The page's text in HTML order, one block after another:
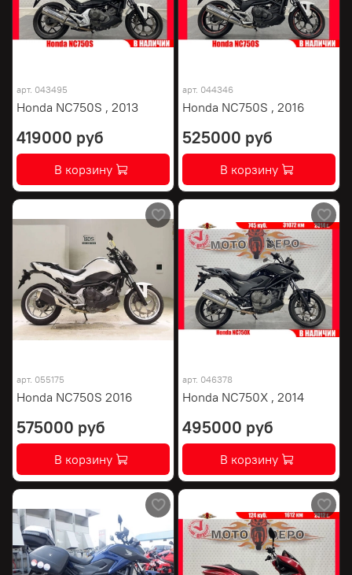
арт. 043495
Honda NC750S , 2013
419000 руб
В корзину
арт. 044346
Honda NC750S , 2016
525000 руб
В корзину
арт. 055175
Honda NC750S 2016
575000 руб
В корзину
арт. 046378
Honda NC750X , 2014
495000 руб
В корзину